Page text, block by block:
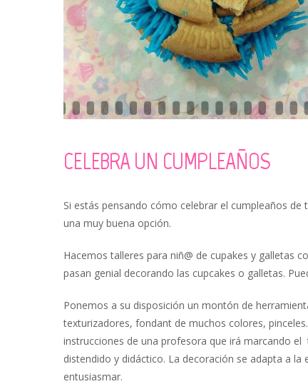
CELEBRA UN CUMPLEAÑOS
Si estás pensando cómo celebrar el cumpleaños
una muy buena opción.
Hacemos talleres para niñ@ de cupakes y galletas
pasan genial decorando las cupcakes o galletas.
Ponemos a su disposición un montón de
texturizadores, fondant de muchos colores,
instrucciones de una profesora que irá marcando
distendido y didáctico. La decoración se adapta a
entusiasmar.